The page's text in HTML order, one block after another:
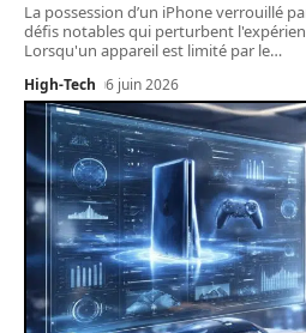
La possession d’un iPhone verrouillé
défis notables qui perturbent
Lorsqu'un appareil est limité par le…
High-Tech 6 juin 2026